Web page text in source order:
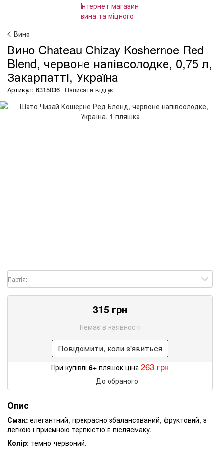
Вино
Вино Chateau Chizay Koshernoe Red
Blend, червоне напівсолодке, 0,75 л,
Закарпатті, Україна
Артикул: 6315036 Написати відгук
Партія:
315 грн
Немає в наявності
Повідомити, коли з'явиться
При купівлі 6+ пляшок ціна 263 грн
До обраного
Опис
Смак: елегантний, прекрасно збалансований, фруктовий, з
легкою і приємною терпкістю в післясмаку.
Колір: темно-червоний.